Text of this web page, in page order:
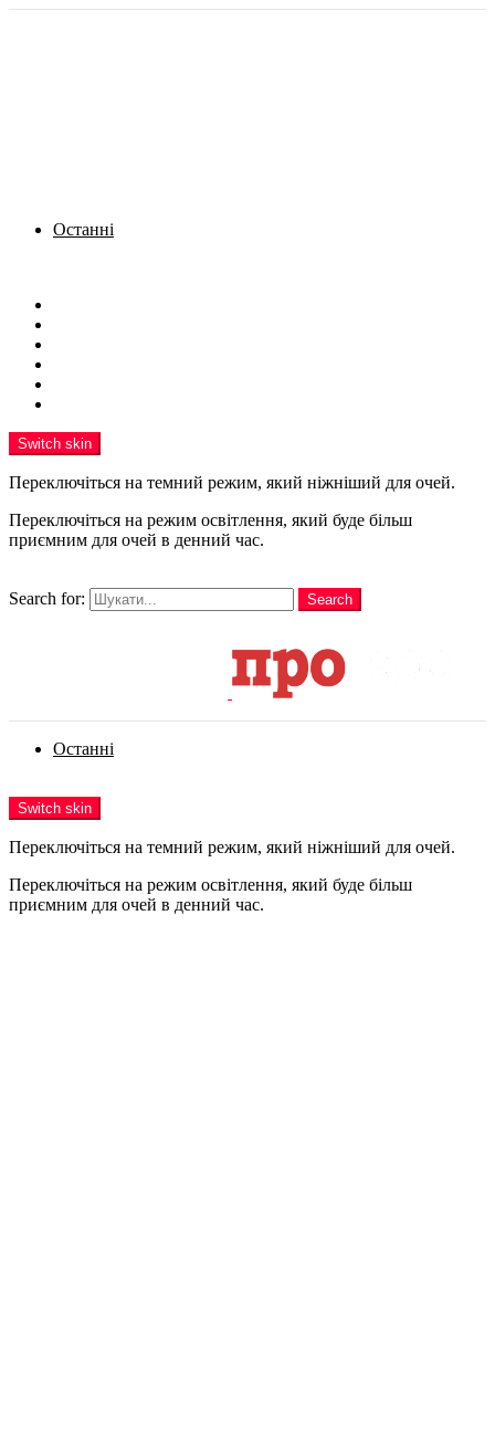
Останні
Switch skin
Переключіться на темний режим, який ніжніший для очей.
Переключіться на режим освітлення, який буде більш
приємним для очей в денний час.
Search for:
Search
Останні
Switch skin
Переключіться на темний режим, який ніжніший для очей.
Переключіться на режим освітлення, який буде більш
приємним для очей в денний час.